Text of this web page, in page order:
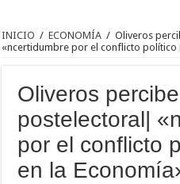
INICIO / ECONOMÍA / Oliveros
«ncertidumbre por el conflicto político
Oliveros
postelectoral|
por el conflicto
en la